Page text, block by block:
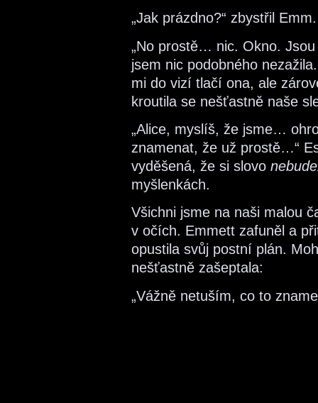
„Jak prázdno?“ zbystřil Emm.
„No prostě… nic. Okno.
jsem nic podobného
mi do vizí tlačí ona, ale
kroutila se nešťastně naše
„Alice, myslíš, že jsme…
znamenat, že už prostě…“
vyděšená, že si slovo
myšlenkách.
Všichni jsme na naši malou
v očích. Emmett zafuněl a
opustila svůj postní plán.
nešťastně zašeptala:
„Vážně netuším, co to